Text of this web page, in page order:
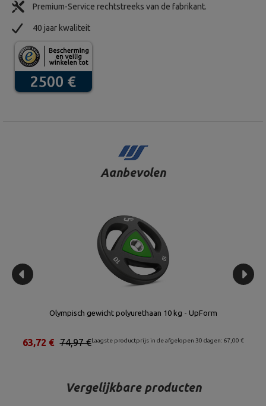
Premium-Service rechtstreeks van de fabrikant.
40 jaar kwaliteit
Aanbevolen
30 dagen: 67,00 €
Olympische Bumper halterschijven 15 kg –
Laagste productprijs in de afgelopen 30
89,00 €
75,65 €
Vergelijkbare producten